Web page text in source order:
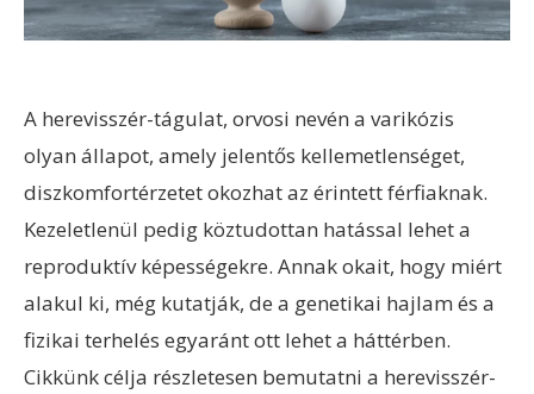
A herevisszér-tágulat, orvosi nevén a varikózis
olyan állapot, amely jelentős kellemetlenséget,
diszkomfortérzetet okozhat az érintett férfiaknak.
Kezeletlenül pedig köztudottan hatással lehet a
reproduktív képességekre. Annak okait, hogy miért
alakul ki, még kutatják, de a genetikai hajlam és a
fizikai terhelés egyaránt ott lehet a háttérben.
Cikkünk célja részletesen bemutatni a herevisszér-